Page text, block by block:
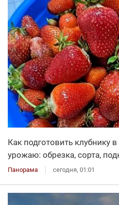
Как подготовить клубнику
урожаю: обрезка, сорта,
Панорама сегодня, 01:01